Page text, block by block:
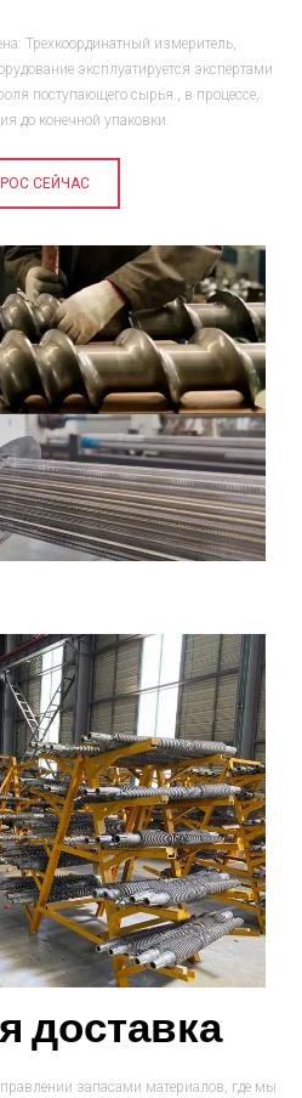
Трехкоординатный измеритель,
эксплуатируется экспертами
поступающего сырья., в процессе,
до конечной упаковки.
СЕЙЧАС
доставка
запасами материалов, где мы